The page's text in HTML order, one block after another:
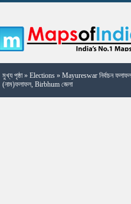
মুখ্য পৃষ্ঠা» Elections» Mayureswar নির্বাচন
(নাম)ফলাফল, Birbhum জেলা